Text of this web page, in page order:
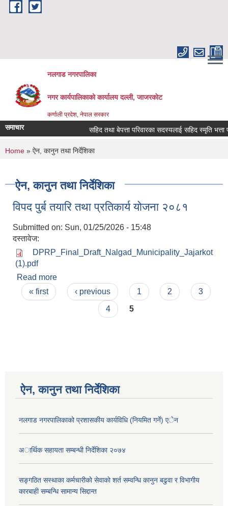
Skip to main content
नलगाड नगरपालिका
नगर कार्यपालिकाको कार्यालय दल्ली, जाजरकाेट
कर्णाली प्रदेश, नेपाल सरकार
समाचार सहिद तथा बेपत्ता परिवारका सदस्यलाई सहिद स्मृति भत्ता
You are here
Home » ऐन, कानुन तथा निर्देशिका
ऐन, कानुन तथा निर्देशिका
विपद पुर्ब तयारि तथा प्रतिकार्य योजना २०८१
Submitted on: Sun, 01/25/2026 - 15:48
दस्तावेज:
DPRP_Final_Draft_Nalgad_Municipality_Jajarkot
(1).pdf
Read more
Pages
« first ‹ previous 1 2
3
4
5
ऐन, कानुन तथा निर्देशिका
नलगाड नगरपालिकाको प्रशासकीय कार्यविधि (नियमित गर्ने) एेन
अार्थिक सहायता सम्बन्धी निर्देशिका २०७४
सङ्गठित सस्थाका कर्मचारीकाे सेवाकाे शर्त सम्वन्धि कानुन बढुवा र विभागीय
कारबाही सम्बन्धि सामान्य सिद्दान्त